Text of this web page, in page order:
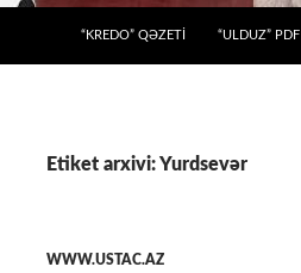
“KREDO” QƏZETİ
“ULDUZ” PDF
Etiket arxivi: Yurdsevər
WWW.USTAC.AZ